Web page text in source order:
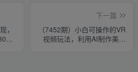
，
下一篇
（7452期）小白可操作的VR
视频玩法，利用AI制作美女